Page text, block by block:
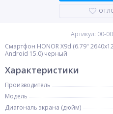
Артикул: 00-
Смартфон HONOR X9d (6.79"
Android 15.0) черный
Характеристики
Производитель
Модель
Диагональ экрана (дюйм)